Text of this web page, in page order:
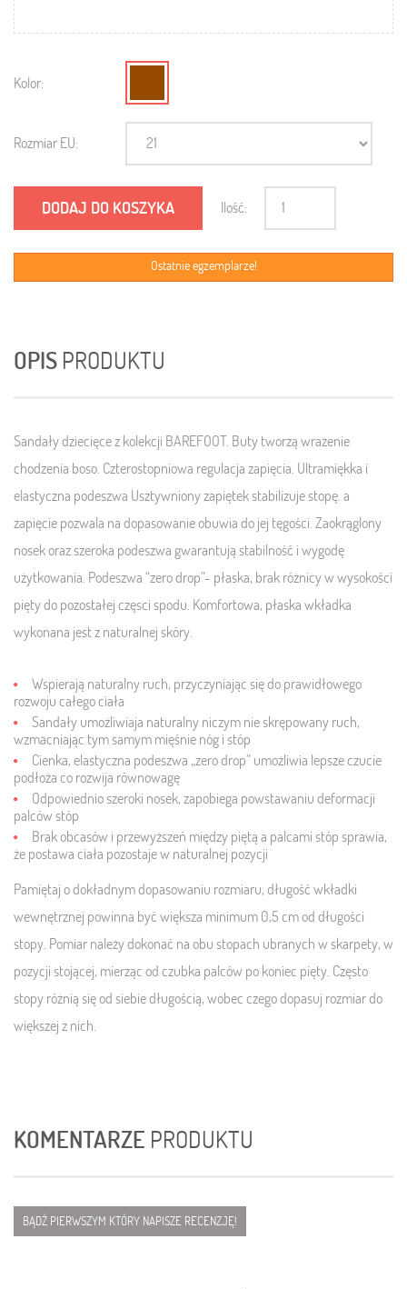
Kolor:
Rozmiar EU:
DODAJ DO KOSZYKA Ilość:
Ostatnie egzemplarze!
OPIS PRODUKTU
Sandały dziecięce z kolekcji BAREFOOT. Buty tworzą wrażenie
chodzenia boso. Czterostopniowa regulacja zapięcia. Ultramiękka i
elastyczna podeszwa Usztywniony zapiętek stabilizuje stopę. a
zapięcie pozwala na dopasowanie obuwia do jej tęgości. Zaokrąglony
nosek oraz szeroka podeszwa gwarantują stabilność i wygodę
użytkowania. Podeszwa “zero drop”- płaska, brak różnicy w wysokości
pięty do pozostałej częsci spodu. Komfortowa, płaska wkładka
wykonana jest z naturalnej skóry.
Wspierają naturalny ruch, przyczyniając się do prawidłowego
rozwoju całego ciała
Sandały umożliwiaja naturalny niczym nie skrępowany ruch,
wzmacniając tym samym mięśnie nóg i stóp
Cienka, elastyczna podeszwa „zero drop” umożliwia lepsze czucie
podłoża co rozwija równowagę
Odpowiednio szeroki nosek, zapobiega powstawaniu deformacji
palców stóp
Brak obcasów i przewyższeń między piętą a palcami stóp sprawia,
że postawa ciała pozostaje w naturalnej pozycji
Pamiętaj o dokładnym dopasowaniu rozmiaru, długość wkładki
wewnętrznej powinna być większa minimum 0,5 cm od długości
stopy. Pomiar należy dokonać na obu stopach ubranych w skarpety, w
pozycji stojącej, mierząc od czubka palców po koniec pięty. Często
stopy różnią się od siebie długością, wobec czego dopasuj rozmiar do
większej z nich.
KOMENTARZE PRODUKTU
BĄDŹ PIERWSZYM KTÓRY NAPISZE RECENZJĘ!